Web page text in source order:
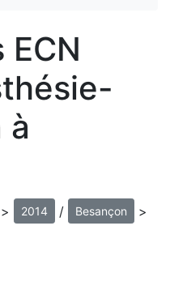
à
> 2014 / Besançon >